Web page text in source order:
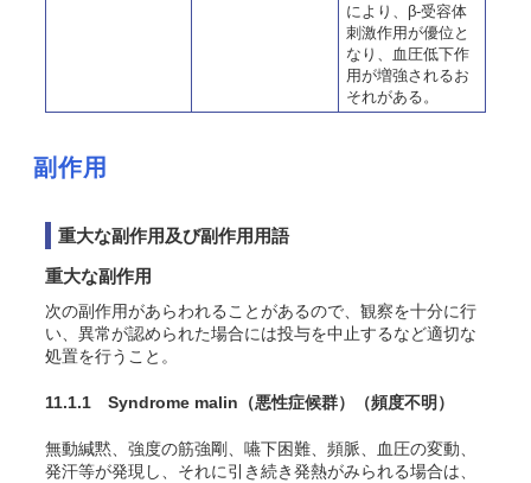
により、β-受容体
刺激作用が優位と
なり、血圧低下作
用が増強されるお
それがある。
副作用
重大な副作用及び副作用用語
重大な副作用
次の副作用があらわれることがあるので、観察を十分に行
い、異常が認められた場合には投与を中止するなど適切な
処置を行うこと。
11.1.1 Syndrome malin（悪性症候群） （頻度不明）
無動緘黙、強度の筋強剛、嚥下困難、頻脈、血圧の変動、
発汗等が発現し、それに引き続き発熱がみられる場合は、